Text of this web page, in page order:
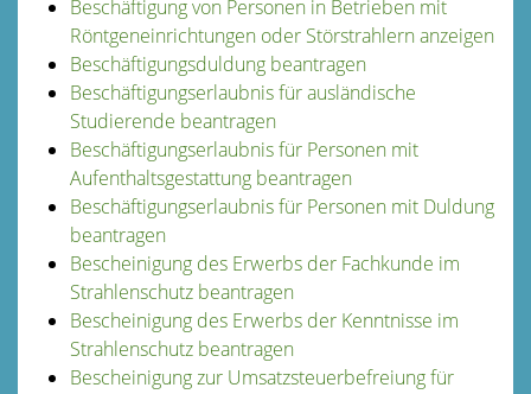
Beschäftigung von Personen in Betrieben mit
Röntgeneinrichtungen oder Störstrahlern anzeigen
Beschäftigungsduldung beantragen
Beschäftigungserlaubnis für ausländische
Studierende beantragen
Beschäftigungserlaubnis für Personen mit
Aufenthaltsgestattung beantragen
Beschäftigungserlaubnis für Personen mit Duldung
beantragen
Bescheinigung des Erwerbs der Fachkunde im
Strahlenschutz beantragen
Bescheinigung des Erwerbs der Kenntnisse im
Strahlenschutz beantragen
Bescheinigung zur Umsatzsteuerbefreiung für